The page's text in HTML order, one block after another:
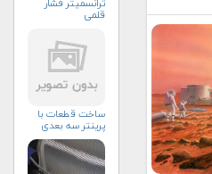
ترانسمیتر فشار
قلمی
ساخت قطعات با
پرینتر سه بعدی